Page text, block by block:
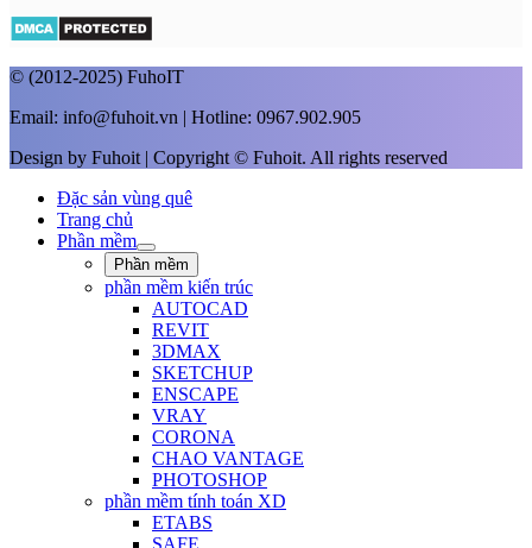
© (2012-2025) FuhoIT
Email: info@fuhoit.vn | Hotline: 0967.902.905
Design by Fuhoit | Copyright © Fuhoit. All rights reserved
Đặc sản vùng quê
Trang chủ
Phần mềm
Phần mềm
phần mềm kiến trúc
AUTOCAD
REVIT
3DMAX
SKETCHUP
ENSCAPE
VRAY
CORONA
CHAO VANTAGE
PHOTOSHOP
phần mềm tính toán XD
ETABS